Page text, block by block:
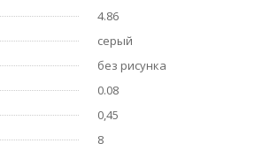
4.86
серый
без рисунка
0.08
0,45
8